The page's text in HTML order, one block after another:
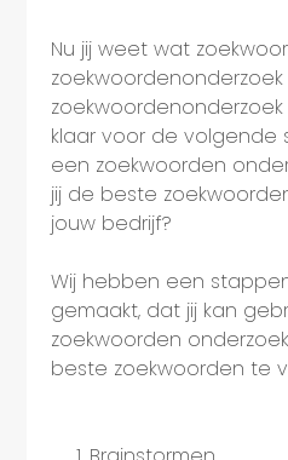
Nu jij weet wat
klaar voor de volgende
een zoekwoorden
jij de beste
jouw bedrijf?
Wij hebben een
gemaakt, dat jij kan
zoekwoorden
beste zoekwoorden te